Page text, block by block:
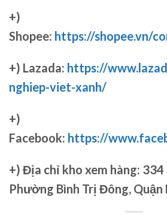
+)
Shopee: https://shopee.vn/
+) Lazada: https://
nghiep-viet-xanh/
+)
Facebook: https://
+) Địa chỉ kho xem hàng: 334
Phường Bình Trị Đông, Quận